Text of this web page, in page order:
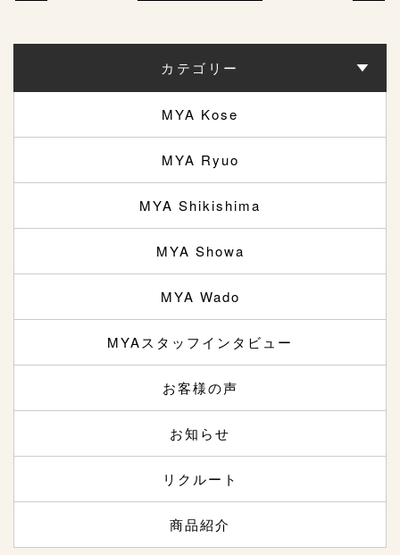
カテゴリー
MYA Kose
MYA Ryuo
MYA Shikishima
MYA Showa
MYA Wado
MYAスタッフインタビュー
お客様の声
お知らせ
リクルート
商品紹介